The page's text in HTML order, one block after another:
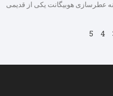
عطرسازی هوبیگانت یکی از قدیمی
4
5